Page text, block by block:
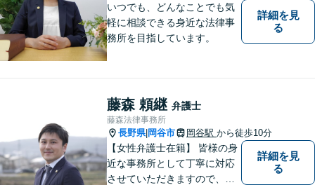
いつでも、どんなことでも気
軽に相談できる身近な法律事
務所を目指しています。
詳細を見
る
藤森 頼継 弁護士
藤森法律事務所
長野県| 岡谷市 岡谷駅 から徒歩10分
【女性弁護士在籍】 皆様の身
近な事務所として丁寧に対応
させていただきますので、お
詳細を見
る